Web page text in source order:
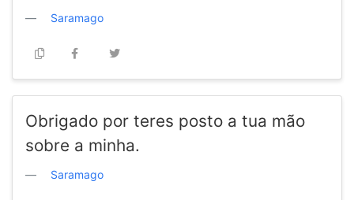
Saramago
Obrigado por teres posto a tua mão
sobre a minha.
Saramago